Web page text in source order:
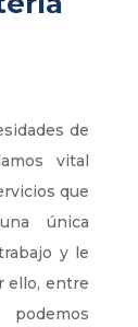
de
vital
que
única
y le
ello, entre